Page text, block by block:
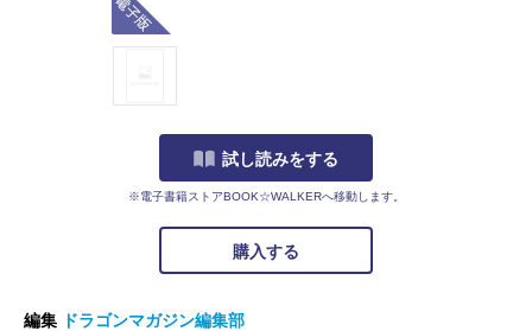
試し読みをする
※電子書籍ストアBOOK☆WALKERへ移動します。
購入する
編集 ドラゴンマガジン編集部